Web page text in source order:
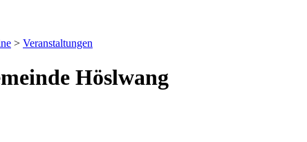
> Veranstaltungen
Höslwang